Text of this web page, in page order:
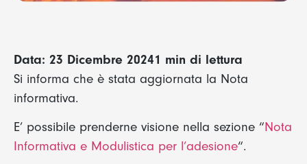
Data: 23 Dicembre 20241 min di lettura
Si informa che è stata aggiornata la Nota
informativa.
E’ possibile prenderne visione nella sezione “Nota
Informativa e Modulistica per l’adesione“.